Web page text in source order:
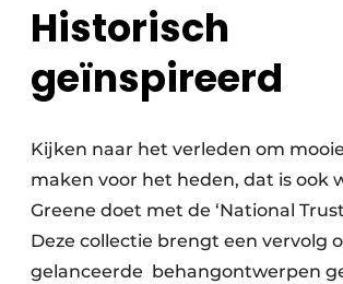
Historisch
geïnspireerd
Kijken naar het verleden om
maken voor het heden, dat is ook
Greene doet met de ‘National Trust
Deze collectie brengt een vervolg
gelanceerde behangontwerpen